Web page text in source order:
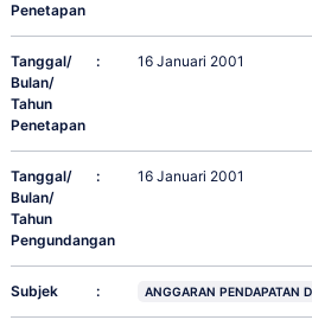
Penetapan
Tanggal/
Bulan/
Tahun
Penetapan
: 16 Januari 2001
Tanggal/
Bulan/
Tahun
Pengundangan
: 16 Januari 2001
Subjek : ANGGARAN PENDAPATAN